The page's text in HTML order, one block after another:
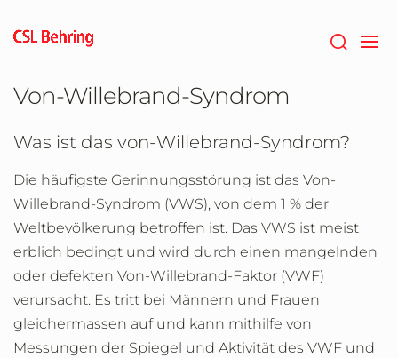
Hauptinhalt
springen
Von-Willebrand-Syndrom
Was ist das von-Willebrand-Syndrom?
Die häufigste Gerinnungsstörung ist das Von-
Willebrand-Syndrom (VWS), von dem 1 % der
Weltbevölkerung betroffen ist. Das VWS ist meist
erblich bedingt und wird durch einen mangelnden
oder defekten Von-Willebrand-Faktor (VWF)
verursacht. Es tritt bei Männern und Frauen
gleichermassen auf und kann mithilfe von
Messungen der Spiegel und Aktivität des VWF und